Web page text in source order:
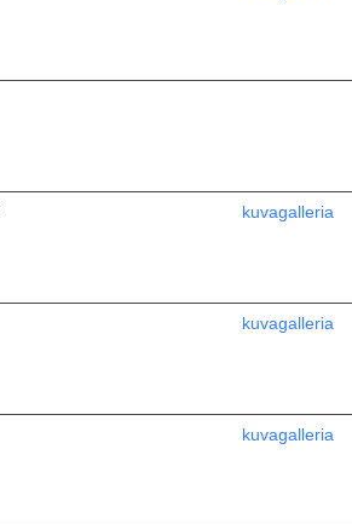
kuvagalleria
kuvagalleria
kuvagalleria